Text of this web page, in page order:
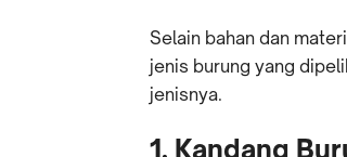
Selain bahan dan
jenis burung yang
jenisnya.
1. Kandang